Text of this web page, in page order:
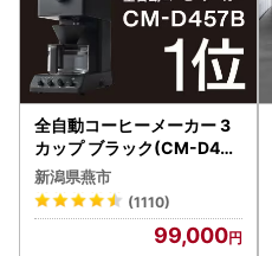
全自動コーヒーメーカー 3
カップ ブラック(CM-D457
B)
新潟県燕市
(1110)
99,000